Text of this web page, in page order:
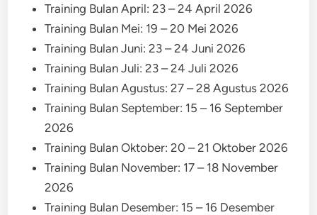
Training Bulan April: 23 – 24 April 2026
Training Bulan Mei: 19 – 20 Mei 2026
Training Bulan Juni: 23 – 24 Juni 2026
Training Bulan Juli: 23 – 24 Juli 2026
Training Bulan Agustus: 27 – 28 Agustus 2026
Training Bulan September: 15 – 16 September
2026
Training Bulan Oktober: 20 – 21 Oktober 2026
Training Bulan November: 17 – 18 November
2026
Training Bulan Desember: 15 – 16 Desember